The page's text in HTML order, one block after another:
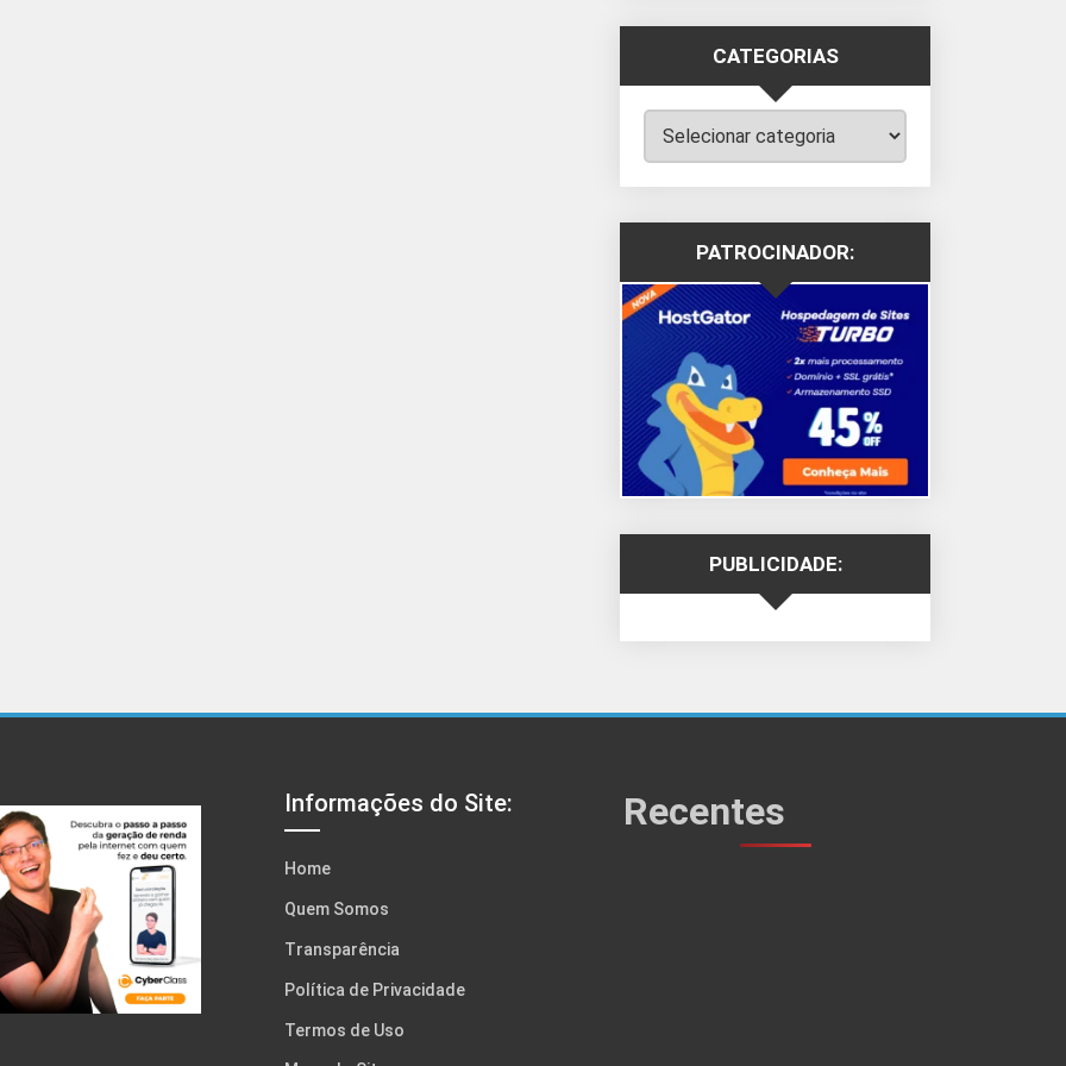
CATEGORIAS
Categorias
PATROCINADOR:
PUBLICIDADE:
Informações do Site:
Home
Quem Somos
Transparência
Política de Privacidade
Termos de Uso
Recentes